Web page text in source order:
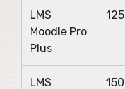
LMS
Moodle Pro
Plus
125
LMS
150